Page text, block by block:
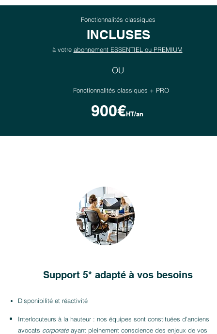
INCLUSES
à votre abonnement ESSENTIEL ou PREMIUM
900€HT/an
Fonctionnalités classiques
Fonctionnalités classiques + PRO
OU
Support 5* adapté à vos besoins
Disponibilité et réactivité
Interlocuteurs à la hauteur : nos équipes sont constituées d'anciens
avocats corporateayant pleinement conscience des enjeux de vos